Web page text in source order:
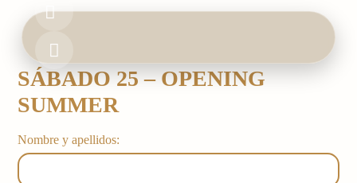
contenido
HOME
SÁBADO 25 – OPENING
SUMMER
Nombre y apellidos: